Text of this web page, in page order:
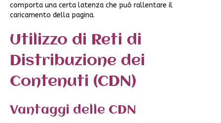
comporta una certa latenza che può rallentare il
caricamento della pagina.
Utilizzo di Reti di
Distribuzione dei
Contenuti (CDN)
Vantaggi delle CDN